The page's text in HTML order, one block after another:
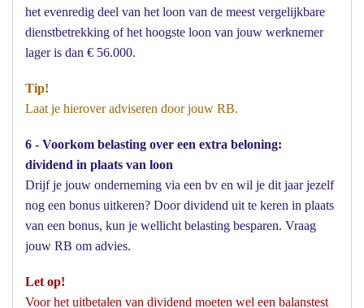
het evenredig deel van het loon van de meest vergelijkbare
dienstbetrekking of het hoogste loon van jouw werknemer
lager is dan € 56.000.
Tip!
Laat je hierover adviseren door jouw RB.
6 - Voorkom belasting over een extra beloning:
dividend in plaats van loon
Drijf je jouw onderneming via een bv en wil je dit jaar jezelf
nog een bonus uitkeren? Door dividend uit te keren in plaats
van een bonus, kun je wellicht belasting besparen. Vraag
jouw RB om advies.
Let op!
Voor het uitbetalen van dividend moeten wel een balanstest